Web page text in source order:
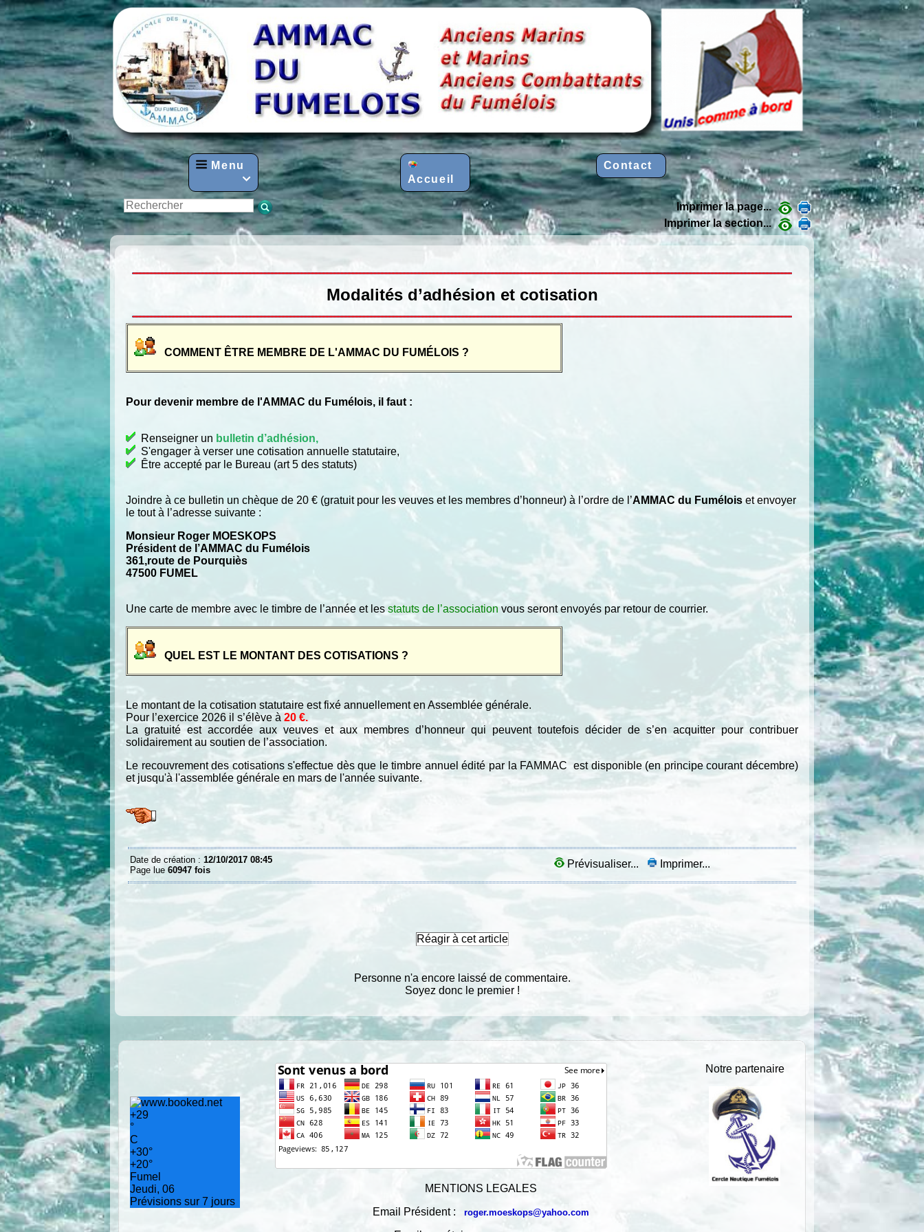
Menu
 Accueil
Contact
Imprimer la page...
Imprimer la section...
Modalités d’adhésion et cotisation
COMMENT ÊTRE MEMBRE DE L'AMMAC DU FUMÉLOIS ?
Pour devenir membre de l'AMMAC du Fumélois, il faut :
Renseigner un bulletin d’adhésion,
S'engager à verser une cotisation annuelle statutaire,
Être accepté par le Bureau (art 5 des statuts)
Joindre à ce bulletin un chèque de 20 € (gratuit pour les veuves et les membres d’honneur) à l’ordre de l’AMMAC du Fumélois et envoyer
le tout à l’adresse suivante :
Monsieur Roger MOESKOPS
Président de l’AMMAC du Fumélois
361,route de Pourquiès
47500 FUMEL
Une carte de membre avec le timbre de l’année et les statuts de l’association vous seront envoyés par retour de courrier.
QUEL EST LE MONTANT DES COTISATIONS ?
Le montant de la cotisation statutaire est fixé annuellement en Assemblée générale.
Pour l’exercice 2026 il s’élève à 20 €.
La gratuité est accordée aux veuves et aux membres d’honneur qui peuvent toutefois décider de s’en acquitter pour contribuer
solidairement au soutien de l’association.
Le recouvrement des cotisations s'effectue dès que le timbre annuel édité par la FAMMAC est disponible (en principe courant décembre)
et jusqu'à l'assemblée générale en mars de l'année suivante.
Date de création : 12/10/2017 08:45
Page lue 60947 fois
Prévisualiser... Imprimer...
Réagir à cet article
Personne n'a encore laissé de commentaire.
Soyez donc le premier !
+29
°
C
+30°
+20°
Fumel
Jeudi, 06
Prévisions sur 7 jours
MENTIONS LEGALES
Email Président :
roger.moeskops@yahoo.com
Notre partenaire